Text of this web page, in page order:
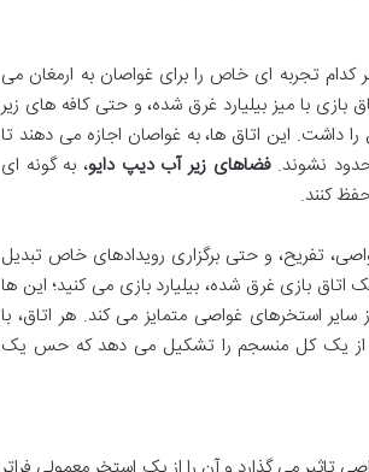
تجربه ای خاص را برای غواصان به ارمغان می
بازی با میز بیلیارد غرق شده، و حتی کافه های زیر
داشت. این اتاق ها، به غواصان اجازه می دهند تا
نشوند.فضاهای زیر آب دیپ دایو، به گونه ای
کنند.
تفریح، و حتی برگزاری رویدادهای خاص تبدیل
بازی غرق شده، بیلیارد بازی می کنید؛ این ها
استخرهای غواصی متمایز می کند. هر اتاق، با
از یک کل منسجم را تشکیل می دهد که حس یک